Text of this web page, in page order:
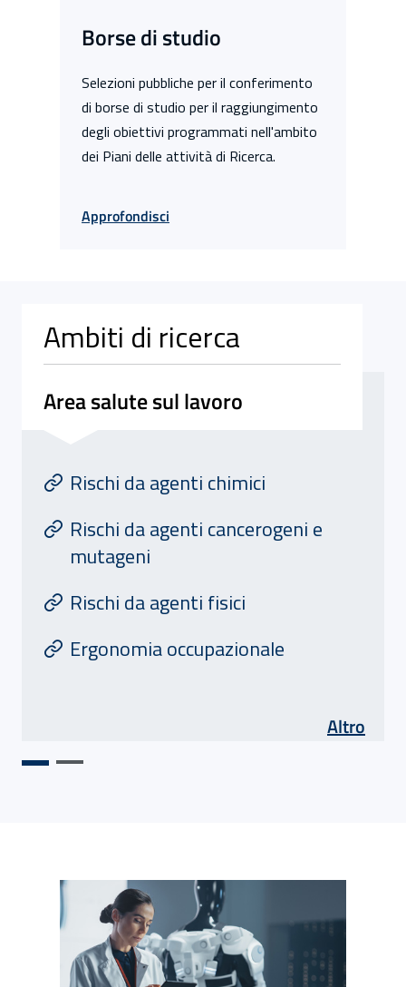
Borse di studio
Selezioni pubbliche per il conferimento
di borse di studio per il raggiungimento
degli obiettivi programmati nell'ambito
dei Piani delle attività di Ricerca.
Approfondisci
Ambiti di ricerca
Area salute sul lavoro
Rischi da agenti chimici
Rischi da agenti cancerogeni e
mutageni
Rischi da agenti fisici
Ergonomia occupazionale
Altro